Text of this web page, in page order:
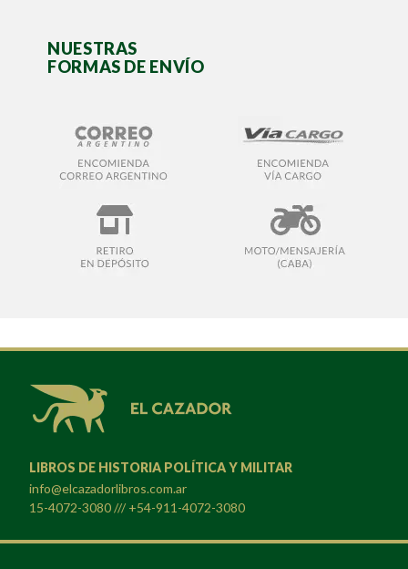
NUESTRAS
FORMAS DE ENVÍO
LIBROS DE HISTORIA POLÍTICA Y MILITAR
info@elcazadorlibros.com.ar
15-4072-3080 /// +54-911-4072-3080